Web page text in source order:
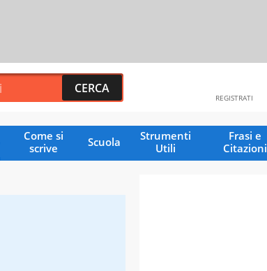
REGISTRATI
Come si
scrive
Scuola
Strumenti
Utili
Frasi e
Citazioni